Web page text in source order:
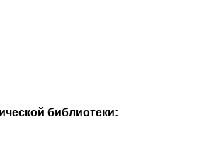
библиотеки: